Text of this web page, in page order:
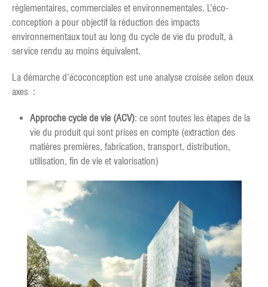
règlementaires, commerciales et environnementales. L’éco-
conception a pour objectif la réduction des impacts
environnementaux tout au long du cycle de vie du produit, à
service rendu au moins équivalent.
La démarche d’écoconception est une analyse croisée selon deux
axes :
Approche cycle de vie (ACV): ce sont toutes les étapes de la
vie du produit qui sont prises en compte (extraction des
matières premières, fabrication, transport, distribution,
utilisation, fin de vie et valorisation)